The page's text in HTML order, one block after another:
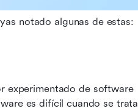
notado algunas de estas:
experimentado de software
es difícil cuando se trata